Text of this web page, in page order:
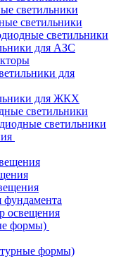
светильники
светильники
светильники
для АЗС
для
для ЖКХ
светильники
светильники
фундамента
освещения
формы)
формы)